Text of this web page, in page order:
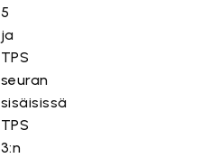
5
ja
TPS
seuran
sisäisissä
TPS
3:n